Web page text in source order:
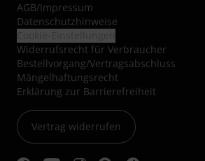
AGB/Impressum
Datenschutzhinweise
Widerrufsrecht für Verbraucher
Bestellvorgang/Vertragsabschluss
Mängelhaftungsrecht
Erklärung zur Barrierefreiheit
Vertrag widerrufen